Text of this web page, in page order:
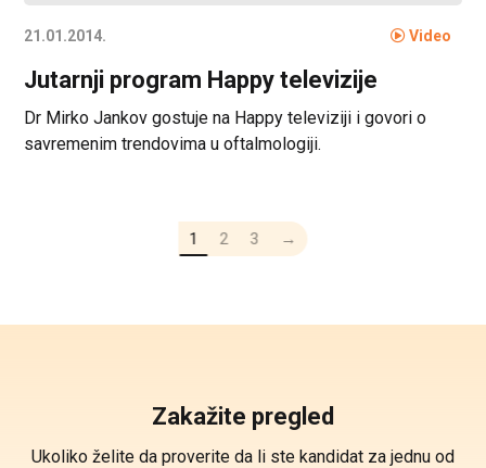
21.01.2014. Video
Jutarnji program Happy televizije
Dr Mirko Jankov gostuje na Happy televiziji i govori o
savremenim trendovima u oftalmologiji.
1 2 3 →
Zakažite pregled
Ukoliko želite da proverite da li ste kandidat za jednu od